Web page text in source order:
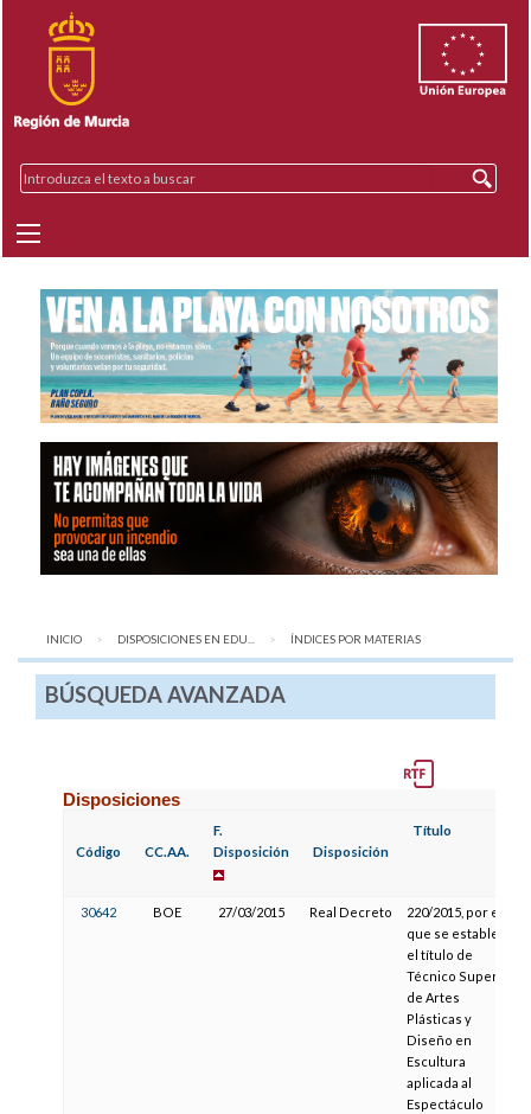
INICIO DISPOSICIONES EN EDU... AQUÍ:
ÍNDICES POR MATERIAS
BÚSQUEDA AVANZADA
Disposiciones
Código CC.AA.
F.
Disposición
Disposición
Título
30642 BOE 27/03/2015 Real Decreto
220/2015, por el
que se establece
el título de
Técnico Superior
de Artes
Plásticas y
Diseño en
Escultura
aplicada al
Espectáculo